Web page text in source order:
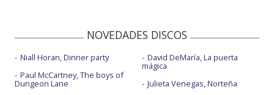
NOVEDADES DISCOS
Niall Horan, Dinner party
Paul McCartney, The boys of
Dungeon Lane
David DeMaría, La puerta
mágica
Julieta Venegas, Norteña